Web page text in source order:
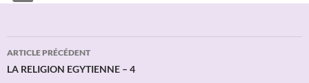
Navigation
des
ARTICLE PRÉCÉDENT
LA RELIGION EGYTIENNE – 4